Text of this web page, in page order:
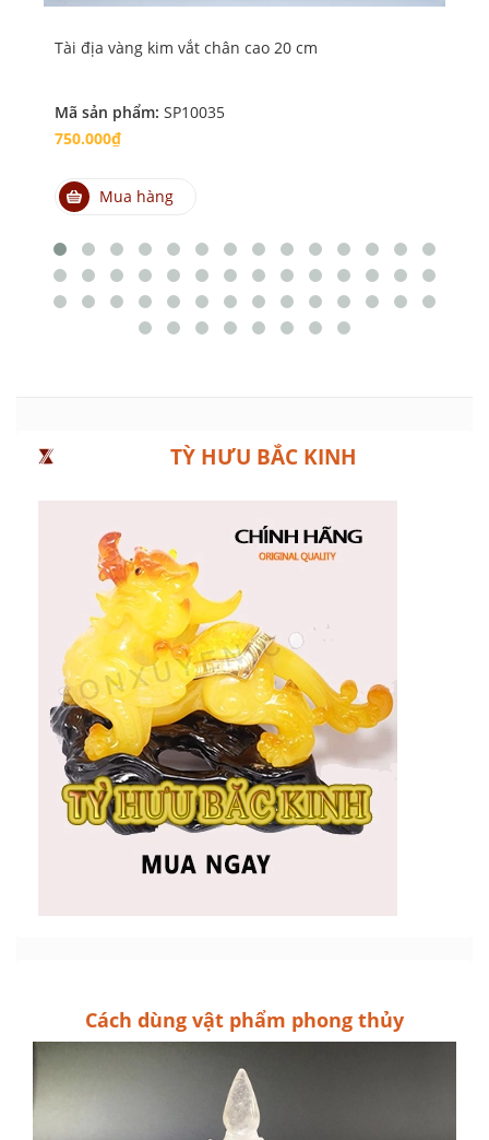
Tài địa vàng kim vắt chân cao 20 cm
Mã sản phẩm: SP10035
750.000₫
Mua hàng
TỲ HƯU BẮC KINH
Cách dùng vật phẩm phong thủy